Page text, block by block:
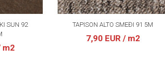
SUN 92
m2
TAPISON ALTO SMEĐI 91 5M
7,90 EUR / m2